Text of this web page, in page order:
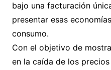
bajo una facturación
presentar esas
consumo.
Con el objetivo de
en la caída de los